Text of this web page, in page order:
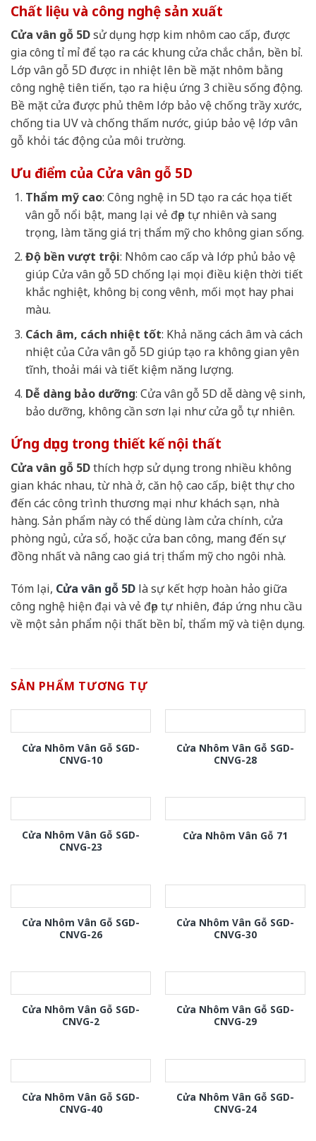
Chất liệu và công nghệ sản xuất
Cửa vân gỗ 5Dsử dụng hợp kim nhôm cao cấp, được
gia công tỉ mỉ để tạo ra các khung cửa chắc chắn, bền bỉ.
Lớp vân gỗ 5D được in nhiệt lên bề mặt nhôm bằng
công nghệ tiên tiến, tạo ra hiệu ứng 3 chiều sống động.
Bề mặt cửa được phủ thêm lớp bảo vệ chống trầy xước,
chống tia UV và chống thấm nước, giúp bảo vệ lớp vân
gỗ khỏi tác động của môi trường.
Ưu điểm của Cửa vân gỗ 5D
Thẩm mỹ cao: Công nghệ in 5D tạo ra các họa tiết
vân gỗ nổi bật, mang lại vẻ đẹp tự nhiên và sang
trọng, làm tăng giá trị thẩm mỹ cho không gian sống.
Độ bền vượt trội: Nhôm cao cấp và lớp phủ bảo vệ
giúp Cửa vân gỗ 5D chống lại mọi điều kiện thời tiết
khắc nghiệt, không bị cong vênh, mối mọt hay phai
màu.
Cách âm, cách nhiệt tốt: Khả năng cách âm và cách
nhiệt của Cửa vân gỗ 5D giúp tạo ra không gian yên
tĩnh, thoải mái và tiết kiệm năng lượng.
Dễ dàng bảo dưỡng: Cửa vân gỗ 5D dễ dàng vệ sinh,
bảo dưỡng, không cần sơn lại như cửa gỗ tự nhiên.
Ứng dụng trong thiết kế nội thất
Cửa vân gỗ 5Dthích hợp sử dụng trong nhiều không
gian khác nhau, từ nhà ở, căn hộ cao cấp, biệt thự cho
đến các công trình thương mại như khách sạn, nhà
hàng. Sản phẩm này có thể dùng làm cửa chính, cửa
phòng ngủ, cửa sổ, hoặc cửa ban công, mang đến sự
đồng nhất và nâng cao giá trị thẩm mỹ cho ngôi nhà.
Tóm lại, Cửa vân gỗ 5D là sự kết hợp hoàn hảo giữa
công nghệ hiện đại và vẻ đẹp tự nhiên, đáp ứng nhu cầu
về một sản phẩm nội thất bền bỉ, thẩm mỹ và tiện dụng.
SẢN PHẨM TƯƠNG TỰ
Cửa Nhôm Vân Gỗ SGD-
CNVG-10
Cửa Nhôm Vân Gỗ SGD-
CNVG-28
Cửa Nhôm Vân Gỗ SGD-
CNVG-23
Cửa Nhôm Vân Gỗ 71
Cửa Nhôm Vân Gỗ SGD-
CNVG-26
Cửa Nhôm Vân Gỗ SGD-
CNVG-30
Cửa Nhôm Vân Gỗ SGD-
CNVG-2
Cửa Nhôm Vân Gỗ SGD-
CNVG-29
Cửa Nhôm Vân Gỗ SGD-
CNVG-40
Cửa Nhôm Vân Gỗ SGD-
CNVG-24